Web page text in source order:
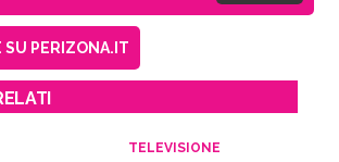
SU PERIZONA.IT
TELEVISIONE